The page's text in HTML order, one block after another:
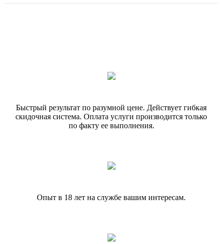
Быстрый результат по разумной цене. Действует гибкая
скидочная система. Оплата услуги производится только
по факту ее выполнения.
Опыт в 18 лет на службе вашим интересам.